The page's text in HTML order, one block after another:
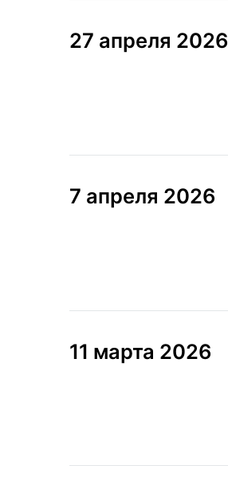
27 апреля 2026
7 апреля 2026
11 марта 2026